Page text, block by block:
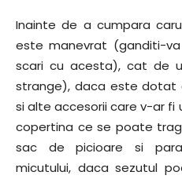
Inainte de a cumpara
este manevrat (ganditi-
scari cu acesta), cat de
strange), daca este dotat
si alte accesorii care v-ar
copertina ce se poate
sac de picioare si
micutului, daca sezutul